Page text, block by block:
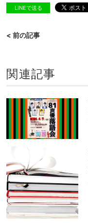
LINEで送る
< 前の記事
関連記事